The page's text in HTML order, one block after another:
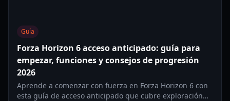
Guía
Forza Horizon 6 acceso anticipado: guía para
empezar, funciones y consejos de progresión
2026
Aprende a comenzar con fuerza en Forza Horizon 6 con
esta guía de acceso anticipado que cubre exploración